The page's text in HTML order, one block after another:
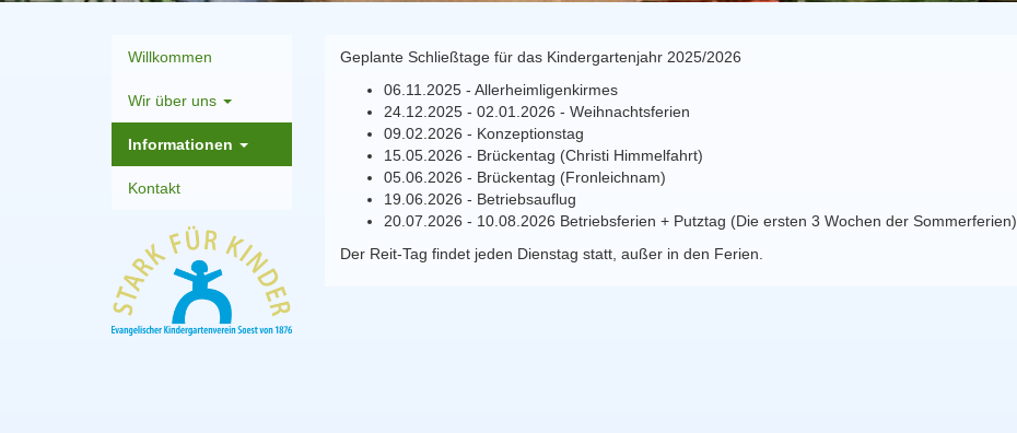
Willkommen
Wir über uns
Informationen
Kontakt
Geplante Schließtage für das Kindergartenjahr 2025/2026
06.11.2025 - Allerheimligenkirmes
24.12.2025 - 02.01.2026 - Weihnachtsferien
09.02.2026 - Konzeptionstag
15.05.2026 - Brückentag (Christi Himmelfahrt)
05.06.2026 - Brückentag (Fronleichnam)
19.06.2026 - Betriebsauflug
20.07.2026 - 10.08.2026 Betriebsferien + Putztag (Die ersten 3 Wochen der Sommerferien)
Der Reit-Tag findet jeden Dienstag statt, außer in den Ferien.